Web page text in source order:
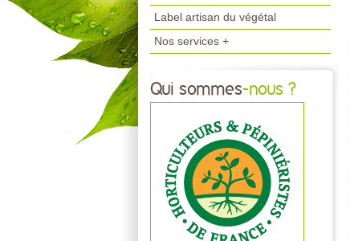
Label artisan du végétal
Nos services +
Qui sommes-nous ?